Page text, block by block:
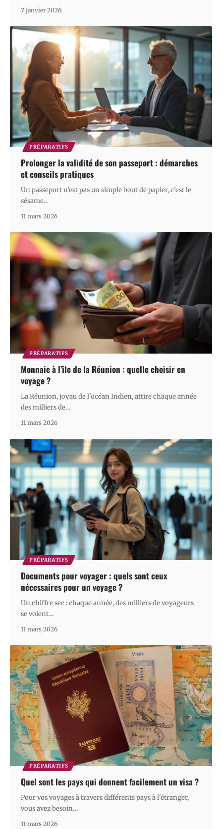
7 janvier 2026
PRÉPARATIFS
Prolonger la validité de son passeport : démarches
et conseils pratiques
Un passeport n’est pas un simple bout de papier, c’est le
sésame…
11 mars 2026
PRÉPARATIFS
Monnaie à l’île de la Réunion : quelle choisir en
voyage ?
La Réunion, joyau de l'océan Indien, attire chaque année
des milliers de…
11 mars 2026
PRÉPARATIFS
Documents pour voyager : quels sont ceux
nécessaires pour un voyage ?
Un chiffre sec : chaque année, des milliers de voyageurs
se voient…
11 mars 2026
PRÉPARATIFS
Quel sont les pays qui donnent facilement un visa ?
Pour vos voyages à travers différents pays à l'étranger,
vous avez besoin…
11 mars 2026